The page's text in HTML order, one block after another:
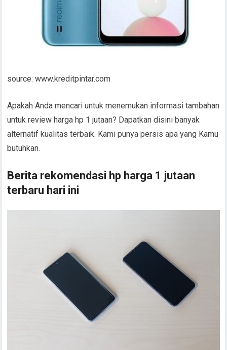
source: www.kreditpintar.com
Apakah Anda mencari untuk menemukan informasi tambahan
untuk review harga hp 1 jutaan? Dapatkan disini banyak
alternatif kualitas terbaik. Kami punya persis apa yang Kamu
butuhkan.
Berita rekomendasi hp harga 1 jutaan
terbaru hari ini